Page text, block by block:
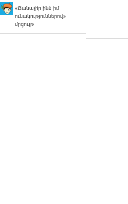
«Ճանաչի՛ր ինձ իմ
ունակություններով»
մրցույթ